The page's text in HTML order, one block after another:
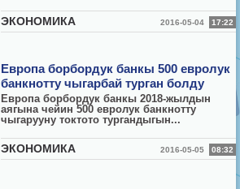
ЭКОНОМИКА 2016-05-04 17:22
Европа борбордук банкы 500 евролук
банкнотту чыгарбай турган болду
Европа борбордук банкы 2018-жылдын
аягына чейин 500 евролук банкнотту
чыгарууну токтото тургандыгын...
ЭКОНОМИКА 2016-05-05 08:32